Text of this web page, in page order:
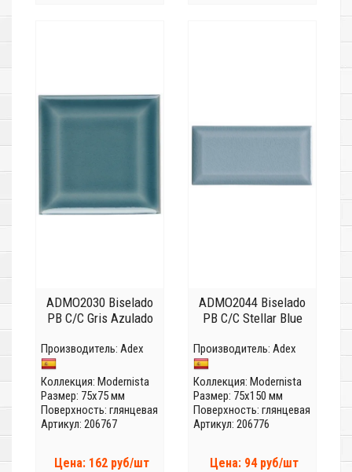
ADMO2030 Biselado
PB C/C Gris Azulado
Производитель: Adex
Коллекция: Modernista
Размер: 75x75 мм
Поверхность: глянцевая
Артикул: 206767
Цена: 162 руб/шт
ADMO2044 Biselado
PB C/C Stellar Blue
Производитель: Adex
Коллекция: Modernista
Размер: 75x150 мм
Поверхность: глянцевая
Артикул: 206776
Цена: 94 руб/шт